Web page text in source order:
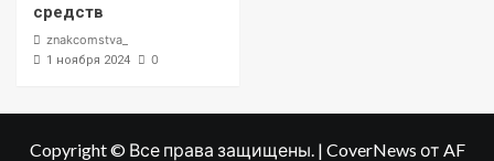
средств
znakcomstva_
1 ноября 2024 0
Copyright © Все права защищены. | CoverNews от AF